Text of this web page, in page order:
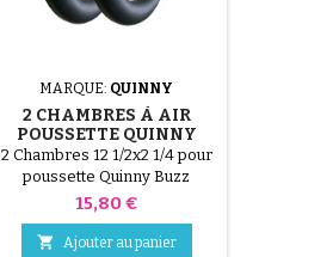
MARQUE: QUINNY
2 CHAMBRES À AIR
POUSSETTE QUINNY
BUZZ
2 Chambres 12 1/2x2 1/4 pour
poussette Quinny Buzz
Prix
15,80 €
 Ajouter au panier